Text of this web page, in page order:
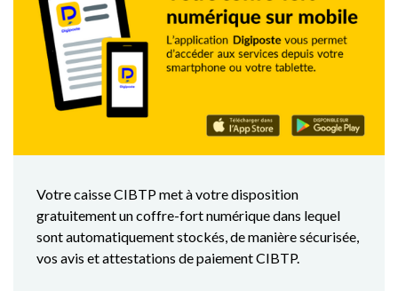
Votre caisse CIBTP met à votre disposition
gratuitement un coffre-fort numérique dans lequel
sont automatiquement stockés, de manière sécurisée,
vos avis et attestations de paiement CIBTP.